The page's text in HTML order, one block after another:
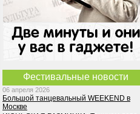
Фестивальные новости
06 апреля 2026
Большой танцевальный WEEKEND в
Москве